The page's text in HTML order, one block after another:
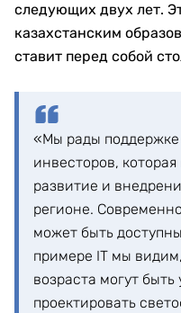
следующих двух лет.
казахстанским
ставит перед собой
«Мы рады
инвесторов,
развитие и
регионе.
может быть
примере IT мы
возраста могут
проектировать